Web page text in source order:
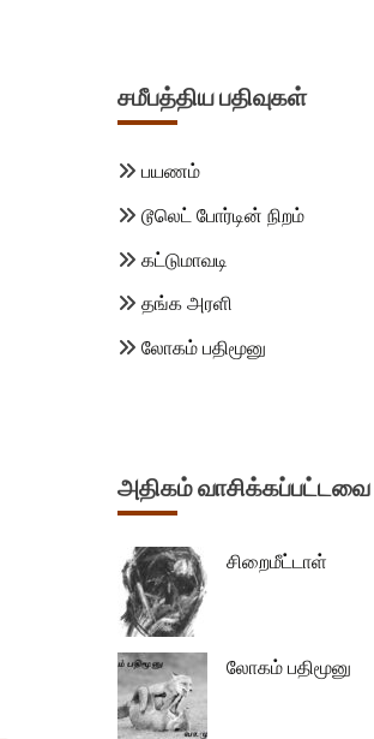
சமீபத்திய பதிவுகள்
பயணம்
டூலெட் போர்டின் நிறம்
கட்டுமாவடி
தங்க அரளி
லோகம் பதிமூனு
அதிகம் வாசிக்கப்பட்டவை
சிறைமீட்டாள்
லோகம் பதிமூனு